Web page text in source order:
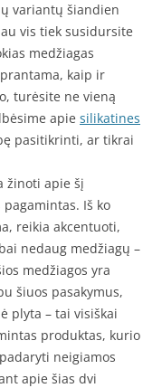
variantų šiandien
vis tiek susidursite
medžiagas
kaip ir
turėsite ne vieną
apie silikatines
pasitikrinti, ar tikrai
žinoti apie šį
Iš ko
reikia akcentuoti,
nedaug medžiagų –
medžiagos yra
šiuos pasakymus,
plyta – tai visiškai
produktas, kurio
neigiamos
apie šias dvi